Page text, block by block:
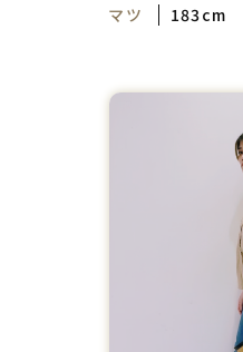
マツ 183cm